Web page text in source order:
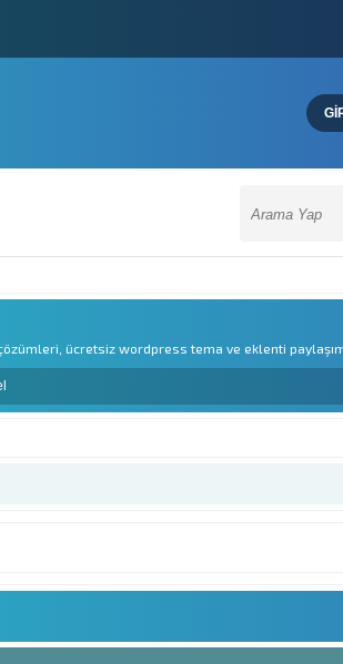
ücretsiz wordpress tema ve eklenti